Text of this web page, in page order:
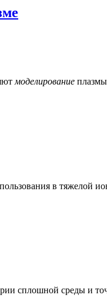
моделирование
в тяжелой
сплошной среды и